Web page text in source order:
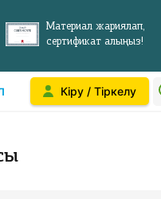
Материал жариялап,
сертификат алыңыз!
Кіру / Тіркелу